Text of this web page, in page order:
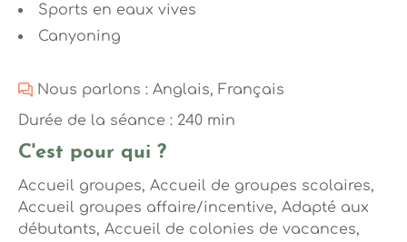
Sports en eaux vives
Canyoning
Nous parlons : Anglais, Français
Durée de la séance : 240 min
C'est pour qui ?
Accueil groupes, Accueil de groupes scolaires,
Accueil groupes affaire/incentive, Adapté aux
débutants, Accueil de colonies de vacances,